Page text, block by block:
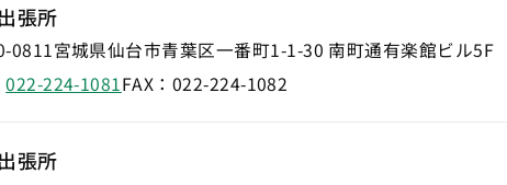
張所
0811宮城県仙台市青葉区一番町1-1-30 南町通有楽館ビル5F
022-224-1081FAX： 022-224-1082
張所